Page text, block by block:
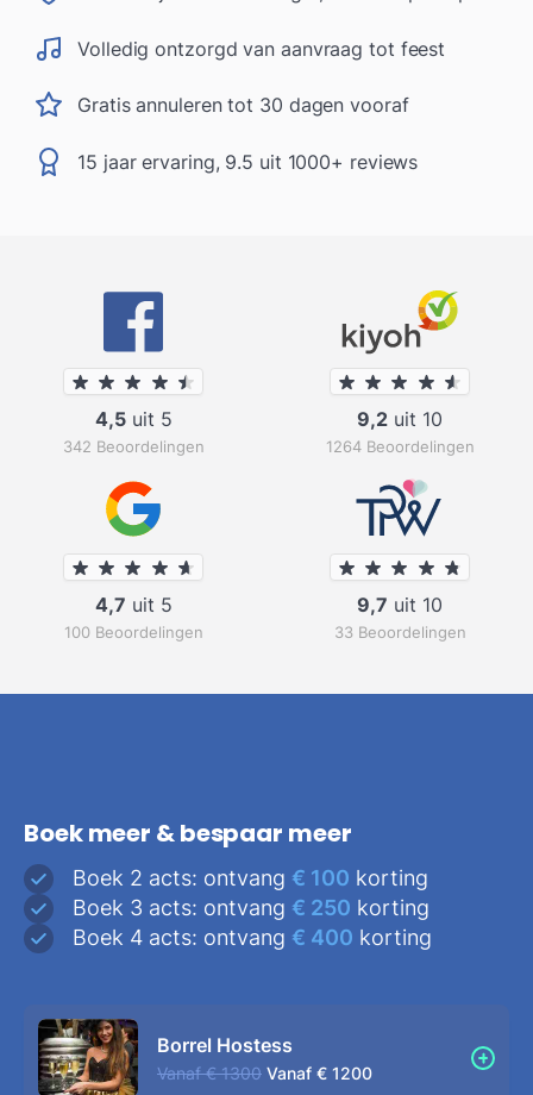
Volledig ontzorgd van aanvraag tot feest
Gratis annuleren tot 30 dagen vooraf
15 jaar ervaring, 9.5 uit 1000+ reviews
4,5uit 5
342 Beoordelingen
9,2 uit 10
1264 Beoordelingen
4,7 uit 5
100 Beoordelingen
9,7 uit 10
33 Beoordelingen
Boek meer & bespaar meer
Boek 2 acts: ontvang € 100 korting
Boek 3 acts: ontvang € 250 korting
Boek 4 acts: ontvang € 400 korting
Borrel Hostess
Vanaf € 1300 Vanaf € 1200